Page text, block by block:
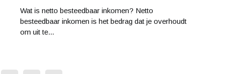
Wat is netto besteedbaar inkomen? Netto
besteedbaar inkomen is het bedrag dat je overhoudt
om uit te...